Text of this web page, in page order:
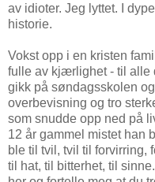
av idioter. Jeg lyttet. I
historie.
Vokst opp i en kristen
fulle av kjærlighet - til alle
gikk på søndagsskolen
overbevisning og tro
som snudde opp ned på
12 år gammel mistet han
ble til tvil, tvil til forvirring,
til hat, til bitterhet, til